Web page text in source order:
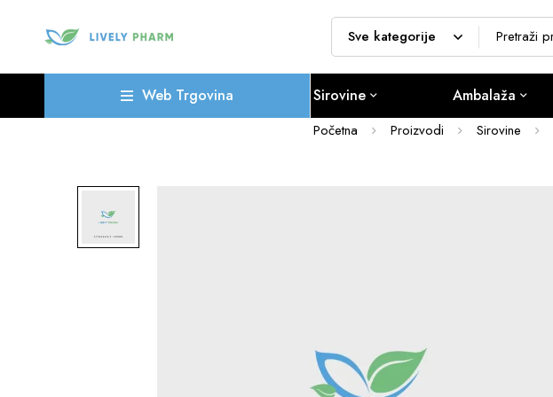
Web Trgovina Sirovine Ambalaža
Početna Proizvodi Sirovine